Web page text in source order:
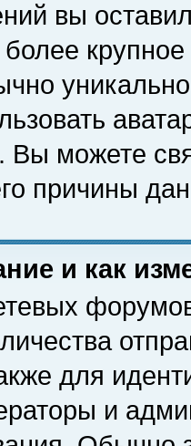
вы
Вы можете
причины
и как
для
и